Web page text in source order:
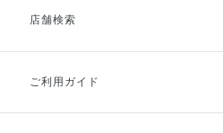
店舗検索
ご利用ガイド